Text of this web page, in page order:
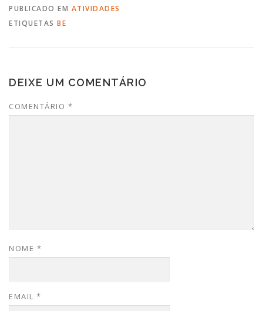
PUBLICADO EM ATIVIDADES
ETIQUETAS BE
DEIXE UM COMENTÁRIO
COMENTÁRIO *
NOME *
EMAIL *